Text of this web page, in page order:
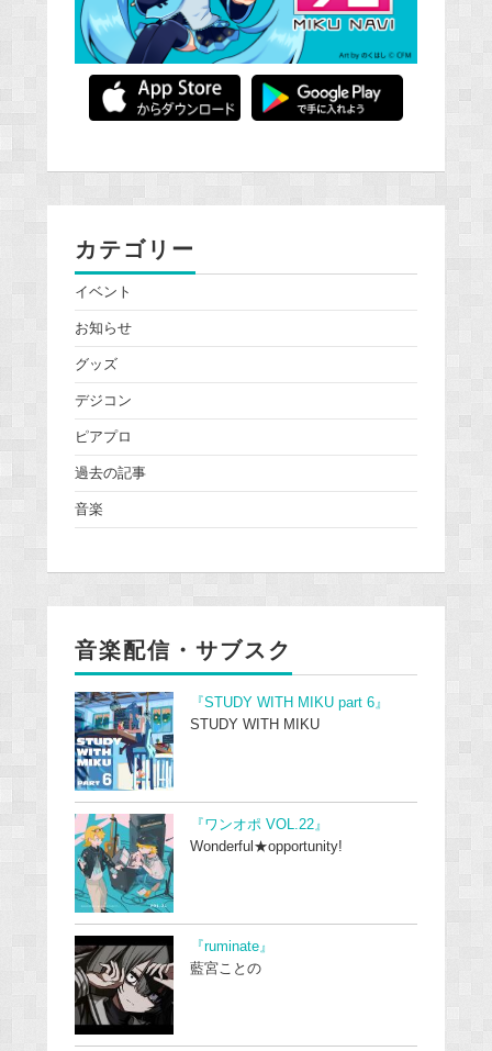
カテゴリー
イベント
お知らせ
グッズ
デジコン
ピアプロ
過去の記事
音楽
音楽配信・サブスク
『STUDY WITH MIKU part 6』
STUDY WITH MIKU
『ワンオポ VOL.22』
Wonderful★opportunity!
『ruminate』
藍宮ことの